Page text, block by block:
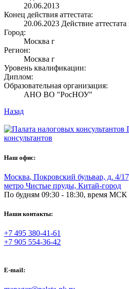
20.06.2013
Конец действия аттестата:
20.06.2023 Действие
Город:
Москва г
Регион:
Москва г
Уровень квалификации:
Диплом:
Образовательная организация:
АНО ВО "РосНОУ"
Назад
консультантов
Наш офис:
Москва, Покровский бульвар, д. 4/
метро Чистые пруды, Китай-город
По будням 09:30 - 18:30, время МСК
Наши контакты:
+7 495 380-41-61
+7 905 554-36-42
E-mail: